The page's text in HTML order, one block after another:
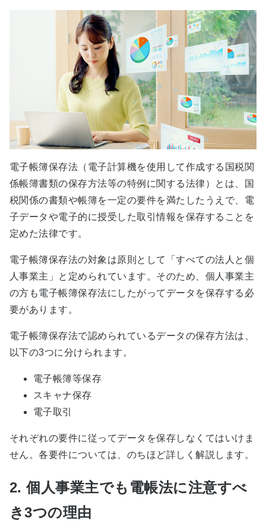
電子帳簿保存法（電子計算機を使用して作成する国税関
係帳簿書類の保存方法等の特例に関する法律）とは、国
税関係の書類や帳簿を一定の要件を満たしたうえで、電
子データや電子的に授受した取引情報を保存することを
定めた法律です。
電子帳簿保存法の対象は原則として「すべての法人と個
人事業主」と定められています。そのため、個人事業主
の方も電子帳簿保存法にしたがってデータを保存する必
要があります。
電子帳簿保存法で認められているデータの保存方法は、
以下の3つに分けられます。
電子帳簿等保存
スキャナ保存
電子取引
それぞれの要件に従ってデータを保存しなくてはいけま
せん。各要件については、のちほど詳しく解説します。
2. 個人事業主でも電帳法に注意すべ
き3つの理由